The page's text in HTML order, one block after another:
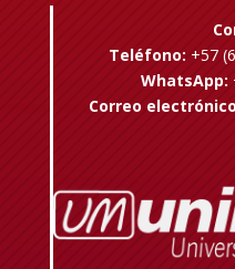
Teléfono: +57
WhatsApp:
Correo